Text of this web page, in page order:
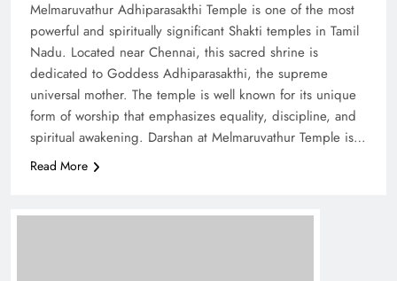
Melmaruvathur Adhiparasakthi Temple is one of the most
powerful and spiritually significant Shakti temples in Tamil
Nadu. Located near Chennai, this sacred shrine is
dedicated to Goddess Adhiparasakthi, the supreme
universal mother. The temple is well known for its unique
form of worship that emphasizes equality, discipline, and
spiritual awakening. Darshan at Melmaruvathur Temple is…
Read More